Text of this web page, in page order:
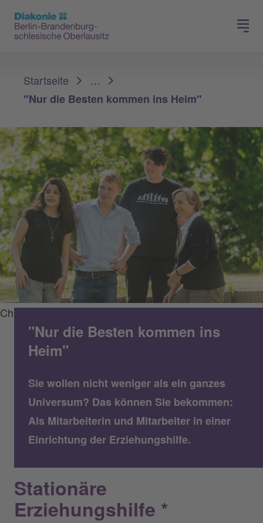
Presse
Startseite
…
"Nur die Besten kommen ins Heim"
Christian Kruppa/Luisenstift
"Nur die Besten kommen ins
Heim"
Sie wollen nicht weniger als ein ganzes
Universum? Das können Sie bekommen:
Als Mitarbeiterin und Mitarbeiter in einer
Einrichtung der Erziehungshilfe.
Stationäre
Erziehungshilfe *